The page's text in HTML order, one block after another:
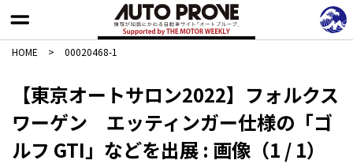
HOME > 00020468-1
【東京オートサロン2022】フォルクス
ワーゲン エッティンガー仕様の「ゴ
ルフ GTI」などを出展 : 画像（1 / 1）